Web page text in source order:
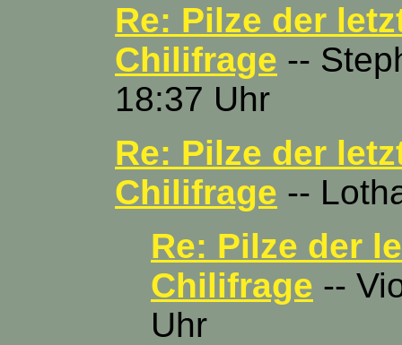
Re: Pilze der
Chilifrage --
18:37 Uhr
Re: Pilze der
Chilifrage --
Re: Pilze der
Chilifrage --
Uhr